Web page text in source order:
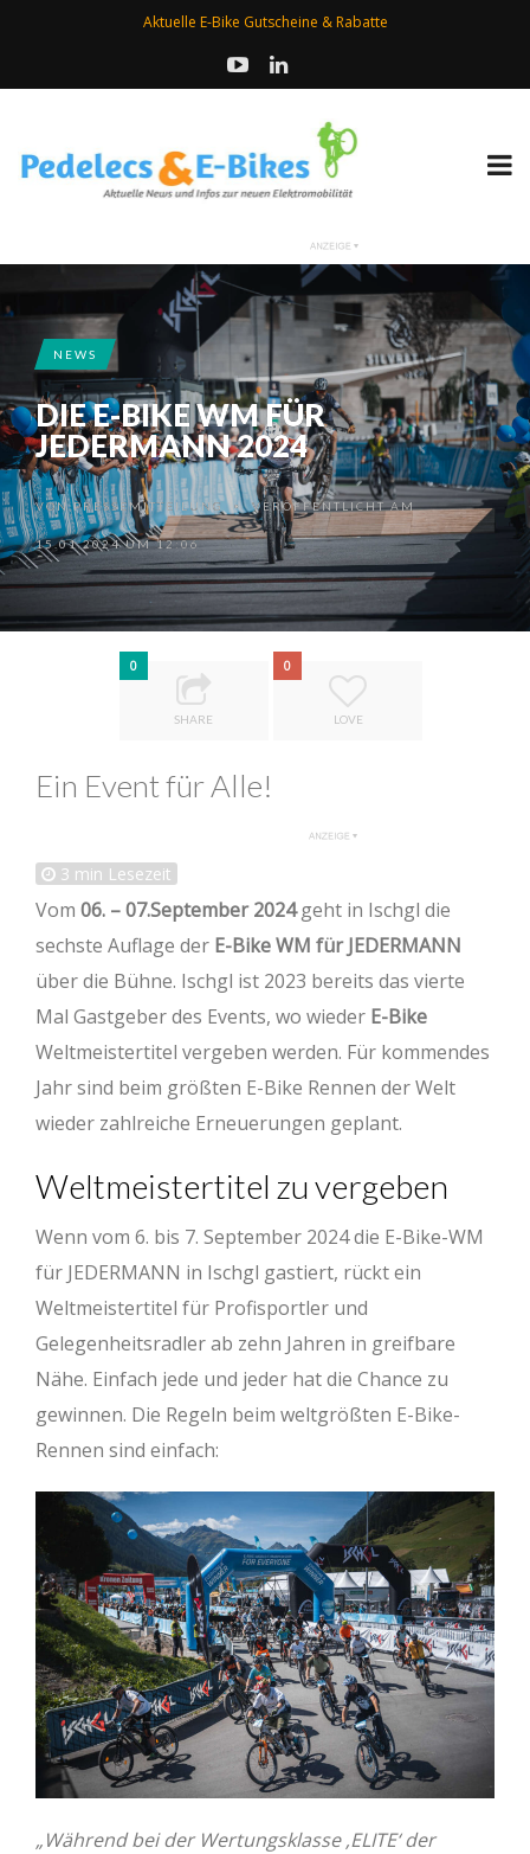
Aktuelle E-Bike Gutscheine & Rabatte
NEWS
DIE E-BIKE WM FÜR
JEDERMANN 2024
VONPRESSEMITTEILUNG •VERÖFFENTLICHT AM
15.01.2024 UM 12:06
0
SHARE
0
LOVE
Ein Event für Alle!
3 min Lesezeit
Vom 06. – 07.September 2024geht in Ischgl die
sechste Auflage der E-Bike WM für JEDERMANN
über die Bühne. Ischgl ist 2023 bereits das vierte
Mal Gastgeber des Events, wo wieder E-Bike
Weltmeistertitel vergeben werden. Für kommendes
Jahr sind beim größten E-Bike Rennen der Welt
wieder zahlreiche Erneuerungen geplant.
Weltmeistertitel zu vergeben
Wenn vom 6. bis 7. September 2024 die E-Bike-WM
für JEDERMANN in Ischgl gastiert, rückt ein
Weltmeistertitel für Profisportler und
Gelegenheitsradler ab zehn Jahren in greifbare
Nähe. Einfach jede und jeder hat die Chance zu
gewinnen. Die Regeln beim weltgrößten E-Bike-
Rennen sind einfach:
„Während bei der Wertungsklasse ‚ELITE‘ der